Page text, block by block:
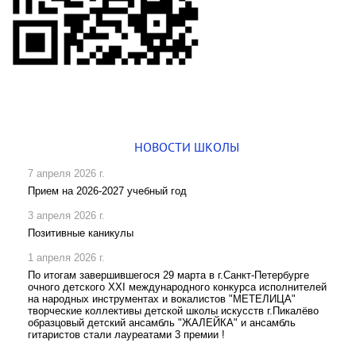
НОВОСТИ ШКОЛЫ
7 апреля 2026 г.
Прием на 2026-2027 учебный год
3 апреля 2026 г.
Позитивные каникулы
1 апреля 2026 г.
По итогам завершившегося 29 марта в г.Санкт-Петербурге
очного детского XXI международного конкурса исполнителей
на народных инструментах и вокалистов "МЕТЕЛИЦА"
творческие коллективы детской школы искусств г.Пикалёво
образцовый детский ансамбль "ЖАЛЕЙКА" и ансамбль
гитаристов стали лауреатами 3 премии !